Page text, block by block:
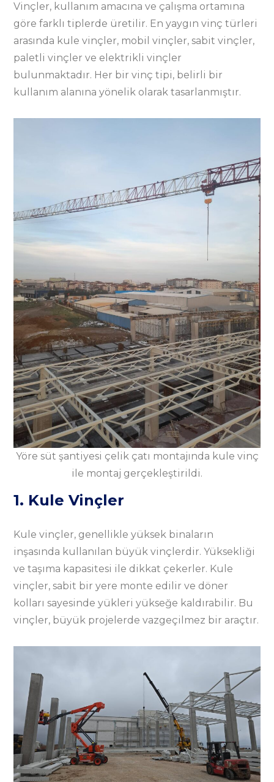
Vinçler, kullanım amacına ve çalışma ortamına
göre farklı tiplerde üretilir. En yaygın vinç türleri
arasında kule vinçler, mobil vinçler, sabit vinçler,
paletli vinçler ve elektrikli vinçler
bulunmaktadır. Her bir vinç tipi, belirli bir
kullanım alanına yönelik olarak tasarlanmıştır.
Yöre süt şantiyesi çelik çatı montajında kule vinç
ile montaj gerçekleştirildi.
1. Kule Vinçler
Kule vinçler, genellikle yüksek binaların
inşasında kullanılan büyük vinçlerdir. Yüksekliği
ve taşıma kapasitesi ile dikkat çekerler. Kule
vinçler, sabit bir yere monte edilir ve döner
kolları sayesinde yükleri yükseğe kaldırabilir. Bu
vinçler, büyük projelerde vazgeçilmez bir araçtır.